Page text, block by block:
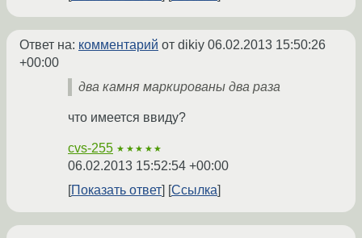
Ответ на: комментарий от dikiy 06.02.2013 15:50:26
+00:00
два камня маркированы два раза
что имеется ввиду?
cvs-255 ★★★★★
06.02.2013 15:52:54 +00:00
Показать ответ
Ссылка